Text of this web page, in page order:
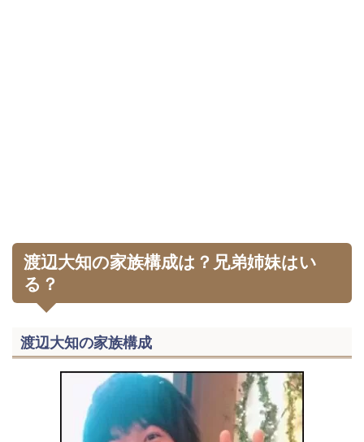
渡辺大知の家族構成は？兄弟姉妹はい
る？
渡辺大知の家族構成